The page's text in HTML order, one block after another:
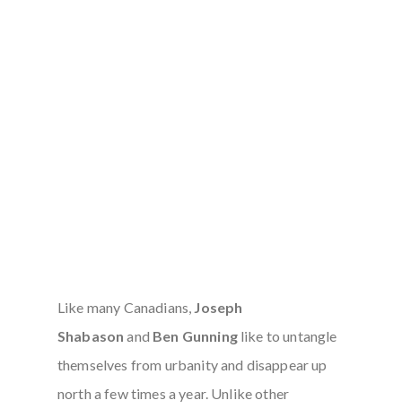
Like many Canadians, Joseph
Shabasonand Ben Gunninglike to untangle
themselves from urbanity and disappear up
north a few times a year. Unlike other